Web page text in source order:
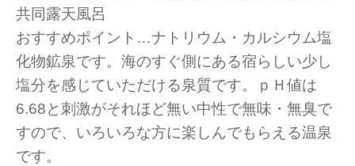
共同露天風呂
おすすめポイント…ナトリウム・カルシウム塩
化物鉱泉です。海のすぐ側にある宿らしい少し
塩分を感じていただける泉質です。ｐＨ値は
6.68と刺激がそれほど無い中性で無味・無臭で
すので、いろいろな方に楽しんでもらえる温泉
です。